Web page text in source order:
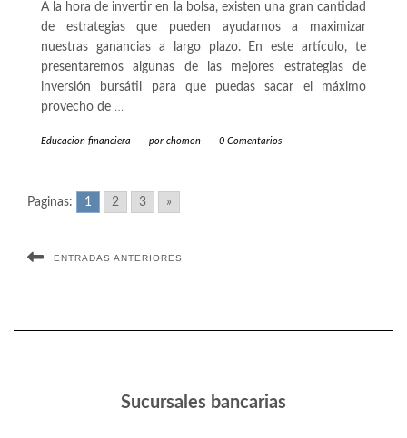
A la hora de invertir en la bolsa, existen una gran cantidad
de estrategias que pueden ayudarnos a maximizar
nuestras ganancias a largo plazo. En este artículo, te
presentaremos algunas de las mejores estrategias de
inversión bursátil para que puedas sacar el máximo
provecho de …
Educacion financiera - por chomon - 0 Comentarios
Paginas: 1 2 3 »
ENTRADAS ANTERIORES
Sucursales bancarias